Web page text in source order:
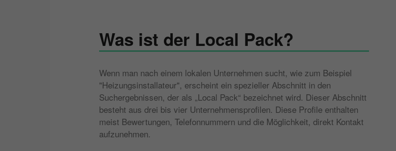
Was ist der Local Pack?
Wenn man nach einem lokalen Unternehmen sucht, wie zum Beispiel
"Heizungsinstallateur", erscheint ein spezieller Abschnitt in den
Suchergebnissen, der als „Local Pack“ bezeichnet wird. Dieser Abschnitt
besteht aus drei bis vier Unternehmensprofilen. Diese Profile enthalten
meist Bewertungen, Telefonnummern und die Möglichkeit, direkt Kontakt
aufzunehmen.